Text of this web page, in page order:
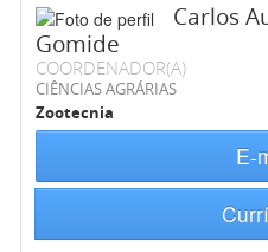
Carlos
Gomide
COORDENADOR(A)
CIÊNCIAS AGRÁRIAS
Zootecnia
E-